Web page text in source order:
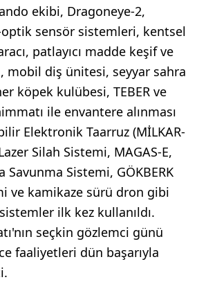
ekibi, Dragoneye-2,
optik sensör sistemleri, kentsel
patlayıcı madde keşif ve
mobil diş ünitesi, seyyar sahra
köpek kulübesi, TEBER ve
ile envantere alınması
Elektronik Taarruz (MİLKAR-
Silah Sistemi, MAGAS-E,
Savunma Sistemi, GÖKBERK
ve kamikaze sürü dron gibi
ilk kez kullanıldı.
seçkin gözlemci günü
faaliyetleri dün başarıyla